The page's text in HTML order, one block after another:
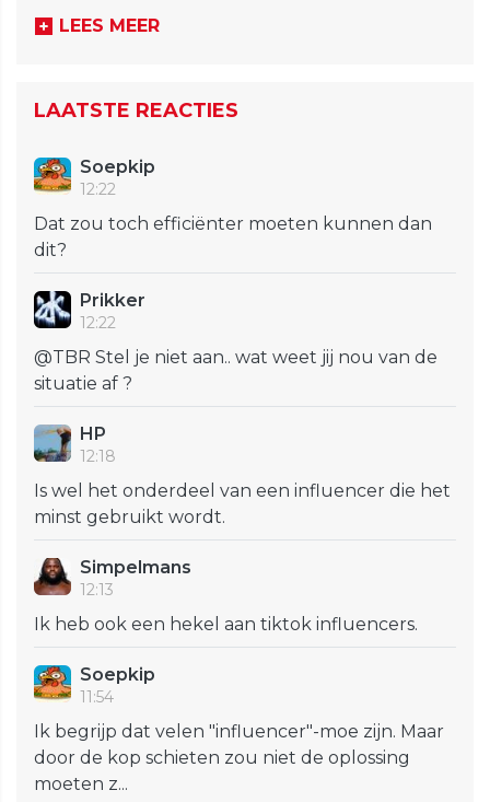
LEES MEER
LAATSTE REACTIES
Soepkip
12:22
Dat zou toch efficiënter moeten kunnen dan
dit?
Prikker
12:22
@TBR Stel je niet aan.. wat weet jij nou van de
situatie af ?
HP
12:18
Is wel het onderdeel van een influencer die het
minst gebruikt wordt.
Simpelmans
12:13
Ik heb ook een hekel aan tiktok influencers.
Soepkip
11:54
Ik begrijp dat velen "influencer"-moe zijn. Maar
door de kop schieten zou niet de oplossing
moeten z...